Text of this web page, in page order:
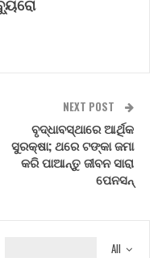
NEXT POST
ବୃଦ୍ଧାବସ୍ଥାରେ ଆର୍ଥିକ
ସୁରକ୍ଷା; ଥରେ ଟଙ୍କା ଜମା
କରି ପାଆନ୍ତୁ ଜୀବନ ସାରା
ପେନସନ୍
All